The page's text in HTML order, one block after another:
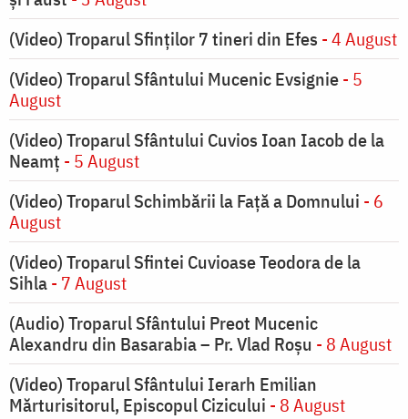
(Video) Troparul Sfinților 7 tineri din Efes - 4 August
(Video) Troparul Sfântului Mucenic Evsignie- 5
August
(Video) Troparul Sfântului Cuvios Ioan Iacob de la
Neamț - 5 August
(Video) Troparul Schimbării la Față a Domnului - 6
August
(Video) Troparul Sfintei Cuvioase Teodora de la
Sihla- 7 August
(Audio) Troparul Sfântului Preot Mucenic
Alexandru din Basarabia – Pr. Vlad Roșu - 8 August
(Video) Troparul Sfântului Ierarh Emilian
Mărturisitorul, Episcopul Cizicului - 8 August